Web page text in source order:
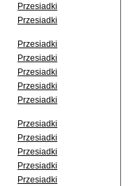
Przesiadki
Przesiadki
Przesiadki
Przesiadki
Przesiadki
Przesiadki
Przesiadki
Przesiadki
Przesiadki
Przesiadki
Przesiadki
Przesiadki